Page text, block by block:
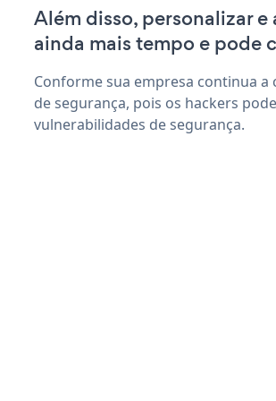
Além disso, personalizar
ainda mais tempo e pode
Conforme sua empresa continua a
de segurança, pois os hackers
vulnerabilidades de segurança.